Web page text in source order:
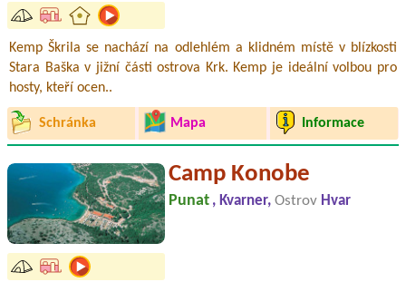
Kemp Škrila se nachází na odlehlém a klidném místě v blízkosti
Stara Baška v jižní části ostrova Krk. Kemp je ideální volbou pro
hosty, kteří ocen..
Schránka Mapa Informace
Camp Konobe
Punat , Kvarner, Ostrov Hvar